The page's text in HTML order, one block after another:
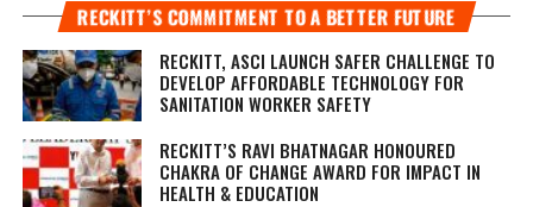
RECKITT’S COMMITMENT TO A BETTER FUTURE
RECKITT, ASCI LAUNCH SAFER CHALLENGE TO
DEVELOP AFFORDABLE TECHNOLOGY FOR
SANITATION WORKER SAFETY
RECKITT’S RAVI BHATNAGAR HONOURED
CHAKRA OF CHANGE AWARD FOR IMPACT IN
HEALTH & EDUCATION